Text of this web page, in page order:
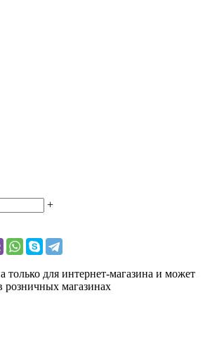
+
только для интернет-магазина и может
розничных магазинах